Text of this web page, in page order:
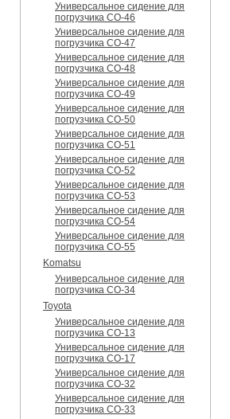
Универсальное сидение для
погрузчика CO-46
Универсальное сидение для
погрузчика CO-47
Универсальное сидение для
погрузчика CO-48
Универсальное сидение для
погрузчика CO-49
Универсальное сидение для
погрузчика CO-50
Универсальное сидение для
погрузчика CO-51
Универсальное сидение для
погрузчика CO-52
Универсальное сидение для
погрузчика CO-53
Универсальное сидение для
погрузчика CO-54
Универсальное сидение для
погрузчика CO-55
Komatsu
Универсальное сидение для
погрузчика CO-34
Toyota
Универсальное сидение для
погрузчика CO-13
Универсальное сидение для
погрузчика CO-17
Универсальное сидение для
погрузчика CO-32
Универсальное сидение для
погрузчика CO-33